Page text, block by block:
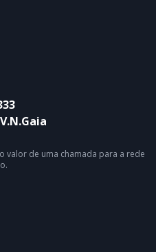
valor de uma chamada para a rede